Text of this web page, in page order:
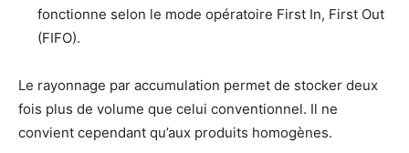
fonctionne selon le mode opératoire First In, First Out
(FIFO).
Le rayonnage par accumulation permet de stocker deux
fois plus de volume que celui conventionnel. Il ne
convient cependant qu’aux produits homogènes.